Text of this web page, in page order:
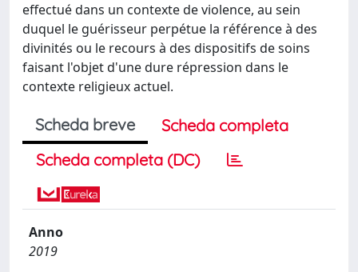
effectué dans un contexte de violence, au sein
duquel le guérisseur perpétue la référence à des
divinités ou le recours à des dispositifs de soins
faisant l'objet d'une dure répression dans le
contexte religieux actuel.
Scheda breve
Scheda completa
Scheda completa (DC)
Anno
2019